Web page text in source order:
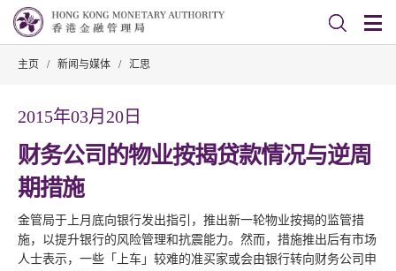
主页 / 新闻与媒体 / 汇思
2015年03月20日
财务公司的物业按揭贷款情况与逆周
期措施
金管局于上月底向银行发出指引，推出新一轮物业按揭的监管措
施，以提升银行的风险管理和抗震能力。然而，措施推出后有市场
人士表示，一些「上车」较难的准买家或会由银行转向财务公司申